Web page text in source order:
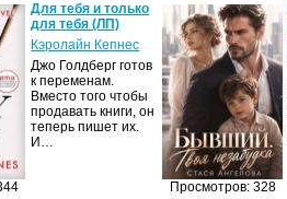
Для тебя и только
для тебя (ЛП)
Кэролайн Кепнес
Джо Голдберг готов
к переменам.
Вместо того чтобы
продавать книги, он
теперь пишет их.
И…
Просмотров: 328